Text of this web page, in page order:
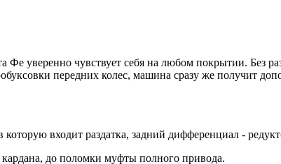
Фе уверенно чувствует себя на любом покрытии. Без
передних колес, машина сразу же получит
входит раздатка, задний дифференциал -
кардана, до поломки муфты полного привода.